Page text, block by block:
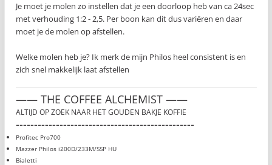
Je moet je molen zo instellen dat je een doorloop heb van ca 24sec
met verhouding 1:2 - 2,5. Per boon kan dit dus variëren en daar
moet je de molen op afstellen.
Welke molen heb je? Ik merk de mijn Philos heel consistent is en
zich snel makkelijk laat afstellen
—— THE COFFEE ALCHEMIST ——
ALTIJD OP ZOEK NAAR HET GOUDEN BAKJE KOFFIE
-------------------------------------------------
Profitec Pro700
Mazzer Philos i200D/233M/SSP HU
Bialetti